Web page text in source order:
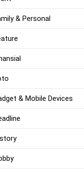
& Personal
& Mobile Devices